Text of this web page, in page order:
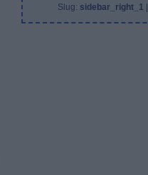
Slug: sidebar_right_1